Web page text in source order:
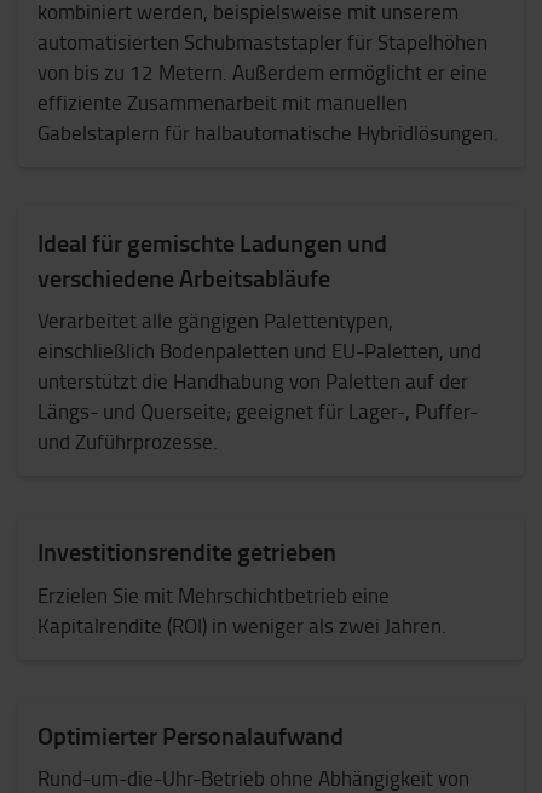
kombiniert werden, beispielsweise mit unserem
automatisierten Schubmaststapler für Stapelhöhen
von bis zu 12 Metern. Außerdem ermöglicht er eine
effiziente Zusammenarbeit mit manuellen
Gabelstaplern für halbautomatische Hybridlösungen.
Ideal für gemischte Ladungen und
verschiedene Arbeitsabläufe
Verarbeitet alle gängigen Palettentypen,
einschließlich Bodenpaletten und EU-Paletten, und
unterstützt die Handhabung von Paletten auf der
Längs- und Querseite; geeignet für Lager-, Puffer-
und Zuführprozesse.
Investitionsrendite getrieben
Erzielen Sie mit Mehrschichtbetrieb eine
Kapitalrendite (ROI) in weniger als zwei Jahren.
Optimierter Personalaufwand
Rund-um-die-Uhr-Betrieb ohne Abhängigkeit von